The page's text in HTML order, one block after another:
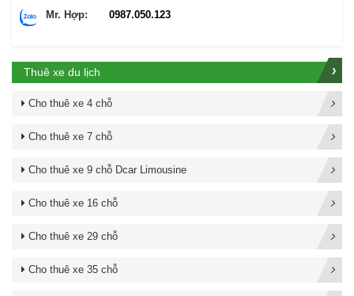
Mr. Hợp: 0987.050.123
Thuê xe du lịch
Cho thuê xe 4 chỗ
Cho thuê xe 7 chỗ
Cho thuê xe 9 chỗ Dcar Limousine
Cho thuê xe 16 chỗ
Cho thuê xe 29 chỗ
Cho thuê xe 35 chỗ